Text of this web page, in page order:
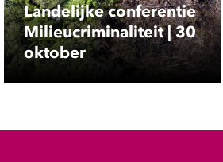
Landelijke conferentie
Milieucriminaliteit | 30
oktober